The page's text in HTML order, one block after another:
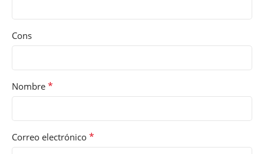
Cons
Nombre *
Correo electrónico *